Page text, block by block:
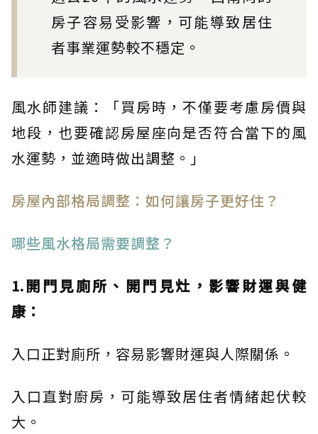
房子容易受影響，可能導致居住
者事業運勢較不穩定。
風水師建議：「買房時，不僅要考慮房價與
地段，也要確認房屋座向是否符合當下的風
水運勢，並適時做出調整。」
房屋內部格局調整：如何讓房子更好住？
哪些風水格局需要調整？
1.開門見廁所、開門見灶，影響財運與健
康：
入口正對廁所，容易影響財運與人際關係。
入口直對廚房，可能導致居住者情緒起伏較
大。